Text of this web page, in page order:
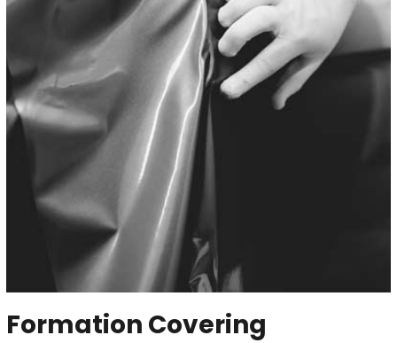
Formation Covering